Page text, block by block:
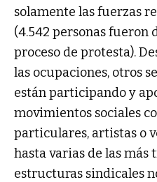
solamente las fuerzas
(4.542 personas fueron
proceso de protesta).
las ocupaciones, otros
están participando y
movimientos sociales
particulares, artistas o
hasta varias de las
estructuras sindicales